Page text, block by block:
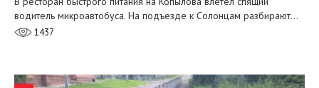
водитель микроавтобуса. На подъезде к Солонцам разбирают…
1437